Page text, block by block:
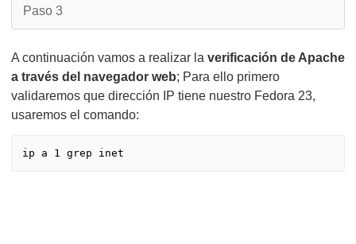
Paso 3
A continuación vamos a realizar la verificación de Apache
a través del navegador web; Para ello primero
validaremos que dirección IP tiene nuestro Fedora 23,
usaremos el comando:
ip a 1 grep inet